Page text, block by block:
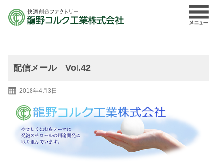
配信メール Vol.42
2018年4月3日